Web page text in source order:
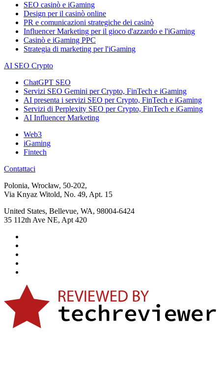
SEO casinò e iGaming
Design per il casinò online
PR e comunicazioni strategiche dei casinò
Influencer Marketing per il gioco d'azzardo e l'iGaming
Casinò e iGaming PPC
Strategia di marketing per l'iGaming
AI SEO Crypto
ChatGPT SEO
Servizi SEO Gemini per Crypto, FinTech e iGaming
AI presenta i servizi SEO per Crypto, FinTech e iGaming
Servizi di Perplexity SEO per Crypto, FinTech e iGaming
AI Influencer Marketing
Web3
iGaming
Fintech
Contattaci
Polonia, Wrocław, 50-202,
Via Knyaz Witold, No. 49, Apt. 15
United States, Bellevue, WA, 98004-6424
35 112th Ave NE, Apt 420